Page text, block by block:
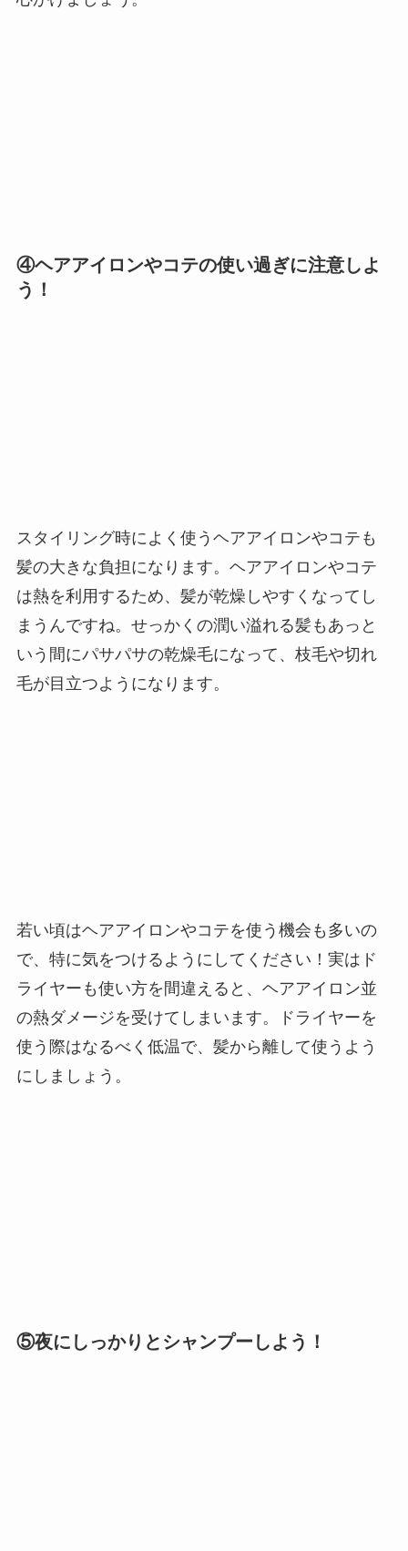
④ヘアアイロンやコテの使い過ぎに注意しよ
う！
スタイリング時によく使うヘアアイロンやコテも
髪の大きな負担になります。ヘアアイロンやコテ
は熱を利用するため、髪が乾燥しやすくなってし
まうんですね。せっかくの潤い溢れる髪もあっと
いう間にパサパサの乾燥毛になって、枝毛や切れ
毛が目立つようになります。
若い頃はヘアアイロンやコテを使う機会も多いの
で、特に気をつけるようにしてください！実はド
ライヤーも使い方を間違えると、ヘアアイロン並
の熱ダメージを受けてしまいます。ドライヤーを
使う際はなるべく低温で、髪から離して使うよう
にしましょう。
⑤夜にしっかりとシャンプーしよう！